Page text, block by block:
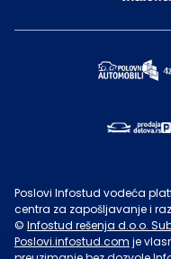
Poslovi Infostud vodeća
centra za zapošljavanje i
© Infostud rešenja d.o.o.
Poslovi.infostud.com je